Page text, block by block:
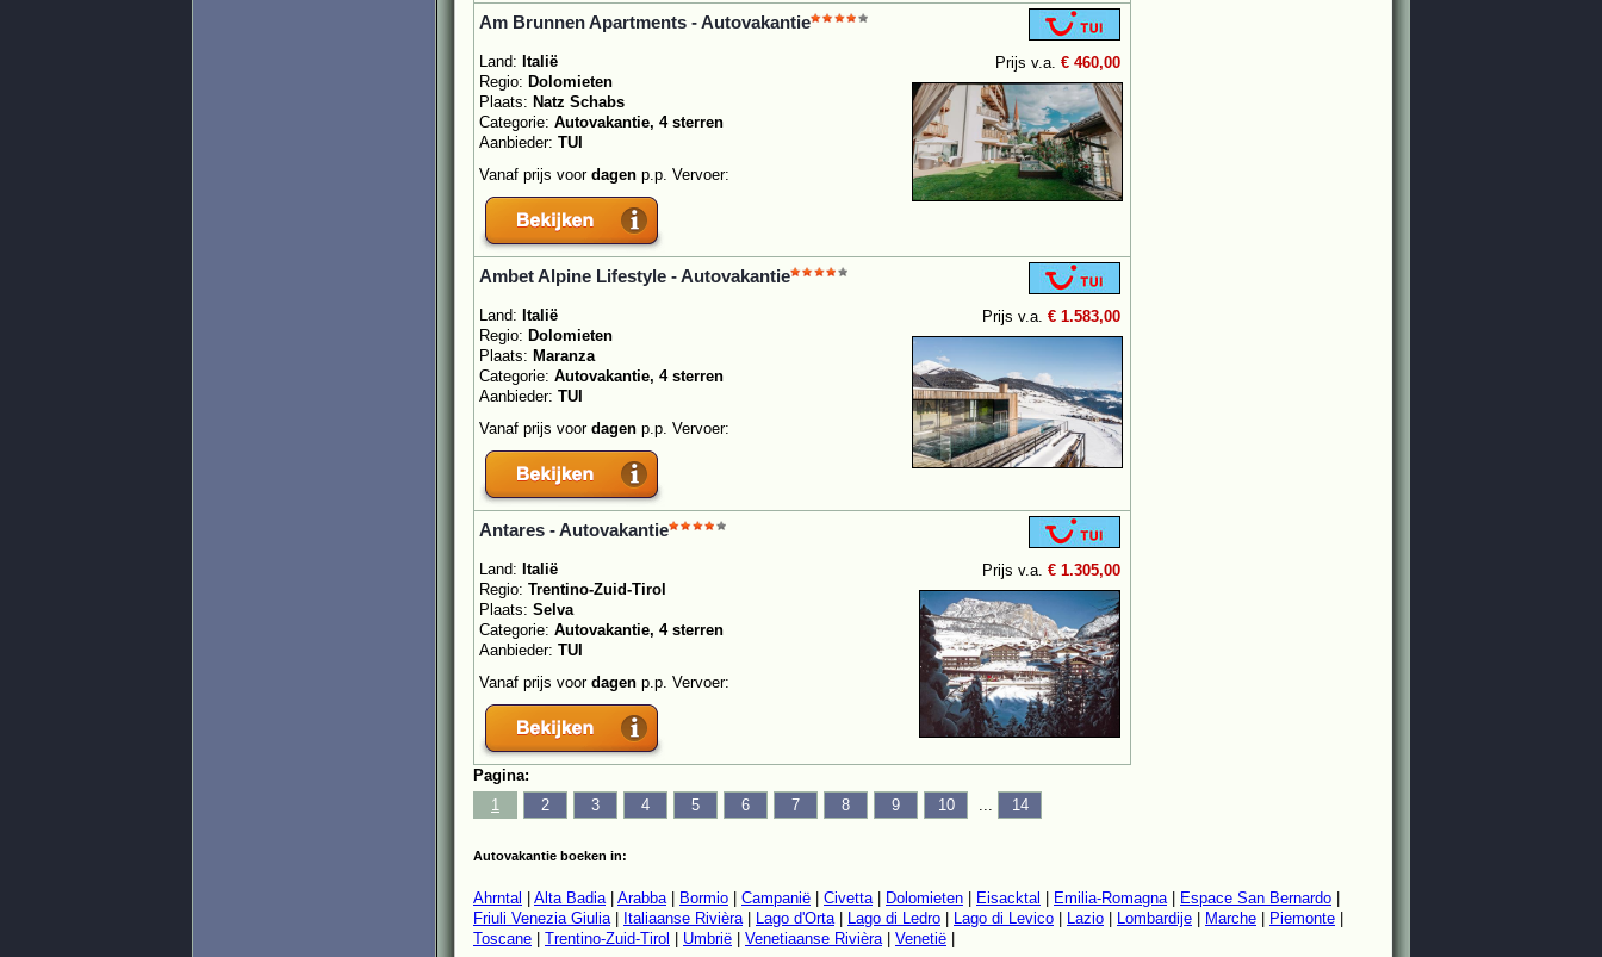
Am Brunnen Apartments - Autovakantie
Prijs v.a. € 460,00
Land: Italië
Regio: Dolomieten
Plaats: Natz Schabs
Categorie: Autovakantie, 4 sterren
Aanbieder: TUI
Vanaf prijs voor dagen p.p. Vervoer:
Ambet Alpine Lifestyle - Autovakantie
Prijs v.a. € 1.583,00
Land: Italië
Regio: Dolomieten
Plaats: Maranza
Categorie: Autovakantie, 4 sterren
Aanbieder: TUI
Vanaf prijs voor dagen p.p. Vervoer:
Antares - Autovakantie
Prijs v.a. € 1.305,00
Land: Italië
Regio: Trentino-Zuid-Tirol
Plaats: Selva
Categorie: Autovakantie, 4 sterren
Aanbieder: TUI
Vanaf prijs voor dagen p.p. Vervoer:
Pagina:
1
2 3 4 5 6 7 8 9 10 ... 14
Autovakantie boeken in:
Ahrntal Alta Badia| Arabba| Bormio Campanië Civetta| Dolomieten Eisacktal Emilia-Romagna| Espace San Bernardo
Friuli Venezia Giulia| Italiaanse Rivièra| Lago d'Orta| Lago di Ledro Lago di Levico Lazio Lombardije Marche Piemonte
Toscane
Trentino-Zuid-Tirol Umbrië Venetiaanse Rivièra| Venetië